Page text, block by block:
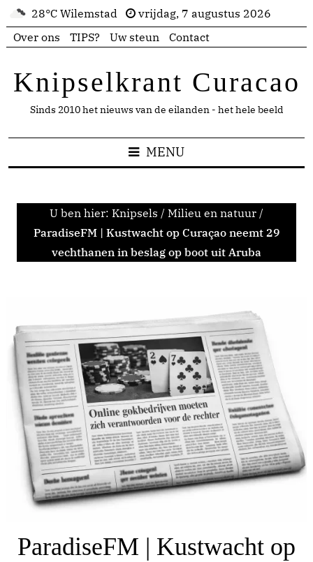
28°C Wilemstad
vrijdag, 7 augustus 2026
Over ons
TIPS? Uw steun Contact
Knipselkrant Curacao
Sinds 2010 het nieuws van de eilanden - het hele beeld
MENU
U ben hier: Knipsels / Milieu en natuur /
ParadiseFM | Kustwacht op Curaçao neemt 29
vechthanen in beslag op boot uit Aruba
ParadiseFM | Kustwacht op